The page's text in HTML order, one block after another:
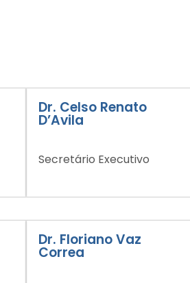
Dr. Celso Renato
D’Avila
Secretário Executivo
Dr. Floriano Vaz
Correa